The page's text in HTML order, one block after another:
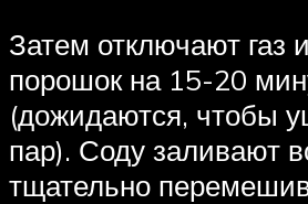
Затем отключают газ
порошок на 15-20
(дожидаются, чтобы
пар). Соду заливают
тщательно